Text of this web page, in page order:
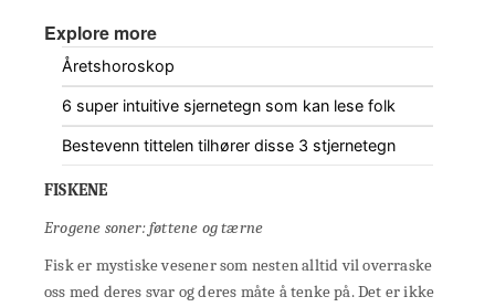
Explore more
Åretshoroskop
6 super intuitive sjernetegn som kan lese folk
Bestevenn tittelen tilhører disse 3 stjernetegn
FISKENE
Erogene soner: føttene og tærne
Fisk er mystiske vesener som nesten alltid vil overraske
oss med deres svar og deres måte å tenke på. Det er ikke